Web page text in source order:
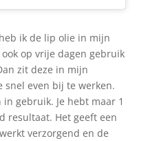
ik de lip olie in mijn
op vrije dagen gebruik
zit deze in mijn
even bij te werken.
gebruik. Je hebt maar 1
resultaat. Het geeft een
verzorgend en de